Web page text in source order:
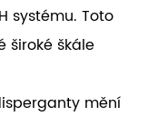
systému. Toto
široké škále
mění